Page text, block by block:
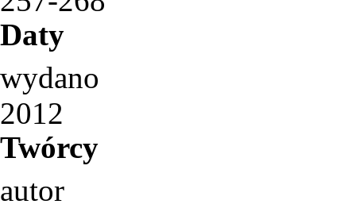
Daty
wydano
2012
Twórcy
autor